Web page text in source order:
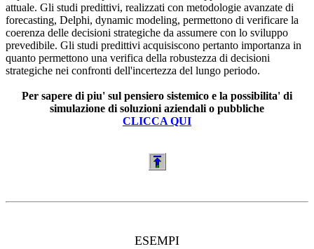
attuale. Gli studi predittivi, realizzati con metodologie avanzate di
forecasting, Delphi, dynamic modeling, permettono di verificare la
coerenza delle decisioni strategiche da assumere con lo sviluppo
prevedibile. Gli studi predittivi acquisiscono pertanto importanza in
quanto permettono una verifica della robustezza di decisioni
strategiche nei confronti dell'incertezza del lungo periodo.
Per sapere di piu' sul pensiero sistemico e la possibilita' di
simulazione di soluzioni aziendali o pubbliche
CLICCA QUI
ESEMPI